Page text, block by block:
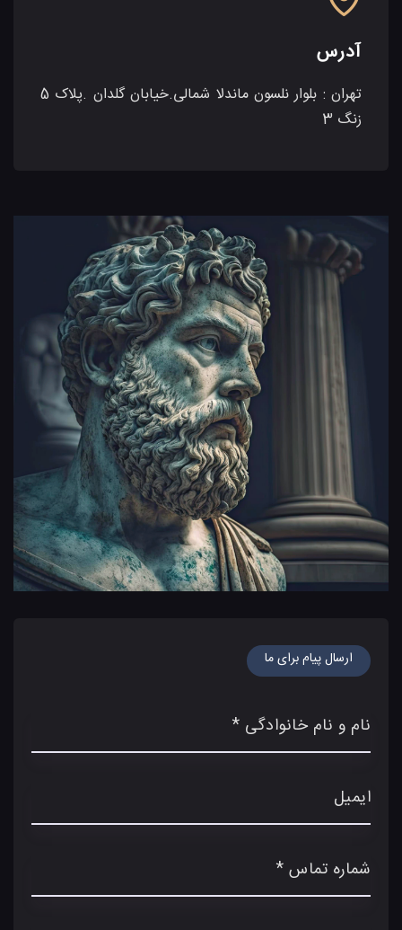
آدرس
تهران : بلوار نلسون ماندلا شمالی.خیابان گلدان .پلاک 5
زنگ 3
ارسال پیام برای ما
نام و نام خانوادگی *
ایمیل
شماره تماس *